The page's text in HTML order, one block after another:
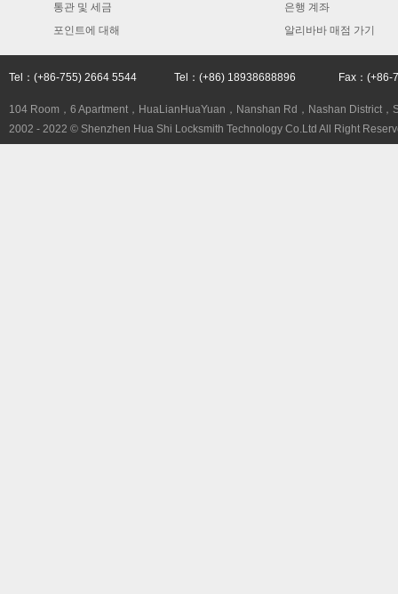
통관 및 세금
포인트에 대해
은행 계좌
알리바바 매점 가기
Tel：(+86-755) 2664 5544 Tel：(+86) 18938688896 Fax：(+86-755)
104 Room，6 Apartment，HuaLianHuaYuan，Nanshan Rd，Nashan District
2002 - 2022 © Shenzhen Hua Shi Locksmith Technology Co.Ltd All Right